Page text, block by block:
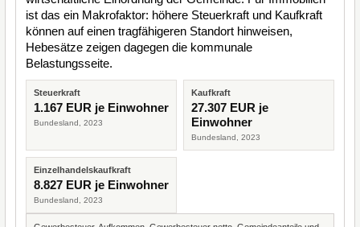
ist das ein Makrofaktor: höhere Steuerkraft und Kaufkraft
können auf einen tragfähigeren Standort hinweisen,
Hebesätze zeigen dagegen die kommunale
Belastungsseite.
Steuerkraft
1.167 EUR je Einwohner
Bundesland, 2023
Kaufkraft
27.307 EUR je
Einwohner
Bundesland, 2023
Einzelhandelskaufkraft
8.827 EUR je Einwohner
Bundesland, 2023